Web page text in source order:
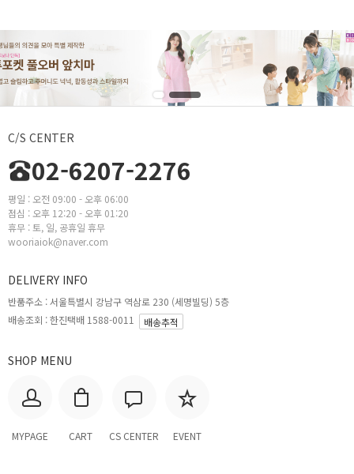
C/S CENTER
02-6207-2276
평일 : 오전 09:00 - 오후 06:00
점심 : 오후 12:20 - 오후 01:20
휴무 : 토, 일, 공휴일 휴무
wooriaiok@naver.com
SHOP MENU
MYPAGE CART CS CENTER EVENT
DELIVERY INFO
반품주소 :서울특별시 강남구 역삼로 230 (세명빌딩) 5층
배송조회 : 한진택배 1588-0011
배송추적